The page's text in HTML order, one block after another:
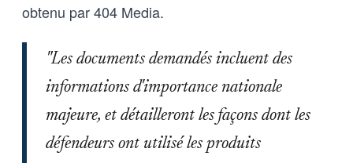
obtenu par 404 Media.
"Les documents demandés incluent des
informations d'importance nationale
majeure, et détailleront les façons dont les
défendeurs ont utilisé les produits